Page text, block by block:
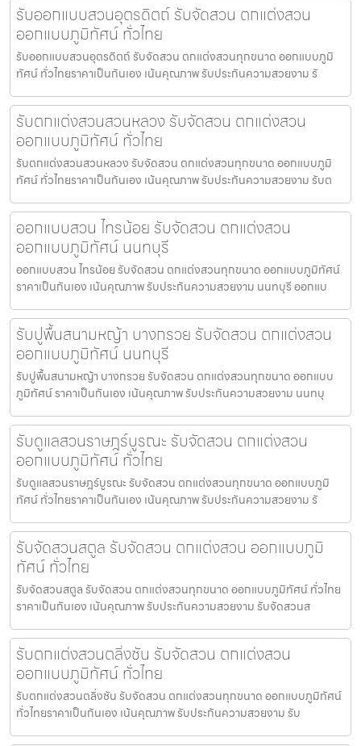
รับออกแบบสวนอุตรดิตถ์ รับจัดสวน ตกแต่งสวน
ออกแบบภูมิทัศน์ ทั่วไทย
รับออกแบบสวนอุตรดิตถ์ รับจัดสวน ตกแต่งสวนทุกขนาด ออกแบบภูมิ
ทัศน์ ทั่วไทยราคาเป็นกันเอง เน้นคุณภาพ รับประกันความสวยงาม รั
รับตกแต่งสวนสวนหลวง รับจัดสวน ตกแต่งสวน
ออกแบบภูมิทัศน์ ทั่วไทย
รับตกแต่งสวนสวนหลวง รับจัดสวน ตกแต่งสวนทุกขนาด ออกแบบภูมิ
ทัศน์ ทั่วไทยราคาเป็นกันเอง เน้นคุณภาพ รับประกันความสวยงาม รับต
ออกแบบสวน ไทรน้อย รับจัดสวน ตกแต่งสวน
ออกแบบภูมิทัศน์ นนทบุรี
ออกแบบสวน ไทรน้อย รับจัดสวน ตกแต่งสวนทุกขนาด ออกแบบภูมิทัศน์
ราคาเป็นกันเอง เน้นคุณภาพ รับประกันความสวยงาม นนทบุรี ออกแบ
รับปูพื้นสนามหญ้า บางกรวย รับจัดสวน ตกแต่งสวน
ออกแบบภูมิทัศน์ นนทบุรี
รับปูพื้นสนามหญ้า บางกรวย รับจัดสวน ตกแต่งสวนทุกขนาด ออกแบบ
ภูมิทัศน์ ราคาเป็นกันเอง เน้นคุณภาพ รับประกันความสวยงาม นนทบุ
รับดูแลสวนราษฎร์บูรณะ รับจัดสวน ตกแต่งสวน
ออกแบบภูมิทัศน์ ทั่วไทย
รับดูแลสวนราษฎร์บูรณะ รับจัดสวน ตกแต่งสวนทุกขนาด ออกแบบภูมิ
ทัศน์ ทั่วไทยราคาเป็นกันเอง เน้นคุณภาพ รับประกันความสวยงาม รั
รับจัดสวนสตูล รับจัดสวน ตกแต่งสวน ออกแบบภูมิ
ทัศน์ ทั่วไทย
รับจัดสวนสตูล รับจัดสวน ตกแต่งสวนทุกขนาด ออกแบบภูมิทัศน์ ทั่วไทย
ราคาเป็นกันเอง เน้นคุณภาพ รับประกันความสวยงาม รับจัดสวนส
รับตกแต่งสวนตลิ่งชัน รับจัดสวน ตกแต่งสวน
ออกแบบภูมิทัศน์ ทั่วไทย
รับตกแต่งสวนตลิ่งชัน รับจัดสวน ตกแต่งสวนทุกขนาด ออกแบบภูมิทัศน์
ทั่วไทยราคาเป็นกันเอง เน้นคุณภาพ รับประกันความสวยงาม รับ